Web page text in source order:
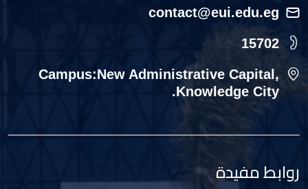
contact@eui.edu.eg
15702
Campus:New Administrative Capital,
Knowledge City.
روابط مفيدة